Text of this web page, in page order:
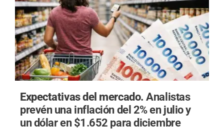
Expectativas del mercado.Analistas
prevén una inflación del 2% en julio y
un dólar en $1.652 para diciembre